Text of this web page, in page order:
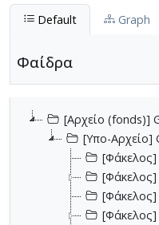
Default Graph
Φαίδρα
[Αρχείο (fonds)]
[Υπο-Αρχείο]
[Φάκελος]
[Φάκελος]
[Φάκελος]
[Φάκελος]